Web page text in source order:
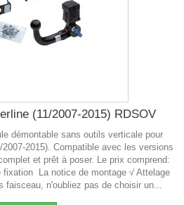
(11/2007-2015) RDSOV
démontable sans outils verticale pour
2015). Compatible avec les versions
et prêt à poser. Le prix comprend:
La notice de montage √ Attelage
faisceau, n'oubliez pas de choisir un...